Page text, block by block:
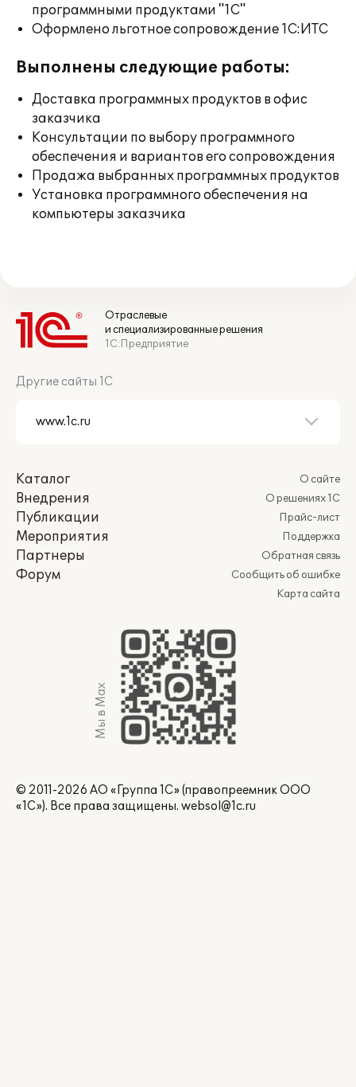
программными продуктами "1С"
Оформлено льготное сопровождение 1С:ИТС
Выполнены следующие работы:
Доставка программных продуктов в офис
заказчика
Консультации по выбору программного
обеспечения и вариантов его сопровождения
Продажа выбранных программных продуктов
Установка программного обеспечения на
компьютеры заказчика
Отраслевые
и специализированные решения
1С:Предприятие
Другие сайты 1С
Каталог
Внедрения
Публикации
Мероприятия
Партнеры
Форум
О сайте
О решениях 1С
Прайс-лист
Поддержка
Обратная связь
Сообщить об ошибке
Карта сайта
Мы в Max
© 2011-2026 АО «Группа 1С» (правопреемник ООО
«1С»). Все права защищены. websol@1c.ru